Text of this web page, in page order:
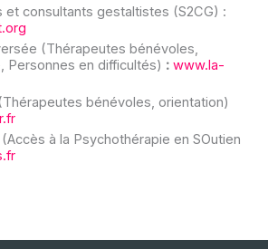
et consultants gestaltistes (S2CG) :
(Thérapeutes bénévoles,
Personnes en difficultés) : www.la-
bénévoles, orientation)
à la Psychothérapie en SOutien